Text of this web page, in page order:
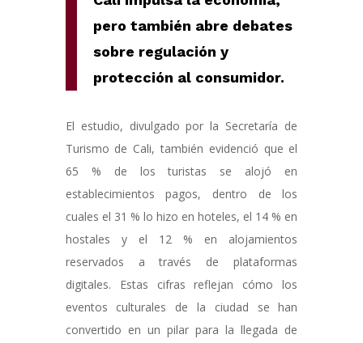
pero también abre debates
sobre regulación y
protección al consumidor.
El estudio, divulgado por la Secretaría de
Turismo de Cali, también evidenció que el
65 % de los turistas se alojó en
establecimientos pagos, dentro de los
cuales el 31 % lo hizo en hoteles, el 14 % en
hostales y el 12 % en alojamientos
reservados a través de plataformas
digitales. Estas cifras reflejan cómo los
eventos culturales de la ciudad se han
convertido en un pilar para la llegada de